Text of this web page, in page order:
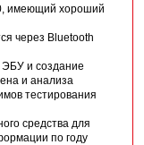
имеющий хороший
через Bluetooth
ЭБУ и создание
и анализа
тестирования
средства для
по году